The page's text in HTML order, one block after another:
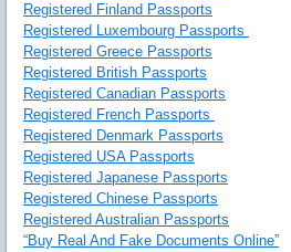
Registered Finland Passports
Registered Luxembourg Passports
Registered Greece Passports
Registered British Passports
Registered Canadian Passports
Registered French Passports
Registered Denmark Passports
Registered USA Passports
Registered Japanese Passports
Registered Chinese Passports
Registered Australian Passports
“Buy Real And Fake Documents Online”